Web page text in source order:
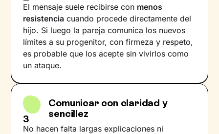
El mensaje suele recibirse con menos
resistencia cuando procede directamente del
hijo. Si luego la pareja comunica los nuevos
límites a su progenitor, con firmeza y respeto,
es probable que los acepte sin vivirlos como
un ataque.
3
Comunicar con claridad y
sencillez
No hacen falta largas explicaciones ni